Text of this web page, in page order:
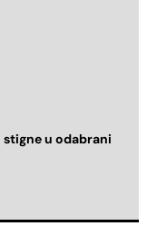
stigne u odabrani